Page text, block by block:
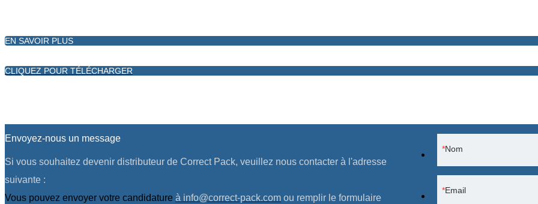
EN SAVOIR PLUS
CLIQUEZ POUR TÉLÉCHARGER
Envoyez-nous un message
Si vous souhaitez devenir distributeur de Correct Pack, veuillez nous contacter à l'adresse
suivante :
Vous pouvez envoyer votre candidature à info@correct-pack.com ou remplir le formulaire
Nom
Email